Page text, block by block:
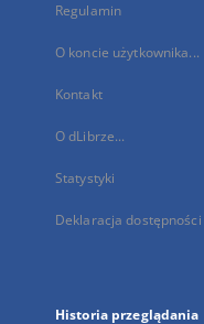
Regulamin
O koncie użytkownika...
Kontakt
O dLibrze...
Statystyki
Deklaracja dostępności
Historia przeglądania